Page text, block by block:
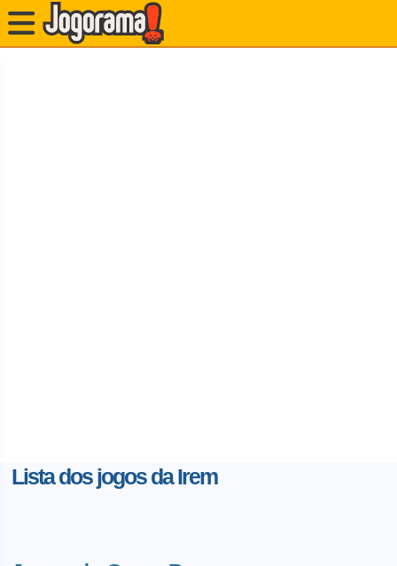
Lista dos jogos da Irem